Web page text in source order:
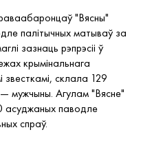
"Вясны"
палітычных матываў за
зазнаць рэпрэсіі ў
крымінальнага
звесткамі, склала 129
мужчыны. Агулам "Вясне"
паводле
спраў.